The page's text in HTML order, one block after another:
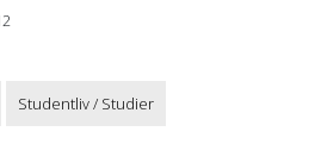
Studentliv / Studier